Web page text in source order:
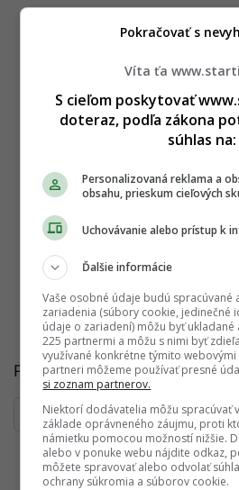
Pre viac zaujímavých videí
Ďakujeme, že čítaš Startitup.
alebo si našiel v
Víta ťa
S cieľom poskytovať
doteraz, podľa zákona
súhlas na:
Personalizovaná reklama a
obsahu, prieskum cieľových
Uchovávanie alebo prístup k
Ďalšie informácie
Vaše osobné údaje budú spracúvané
zariadenia (súbory cookie, jedinečné
údaje o zariadení) môžu byť ukladané
225 partnermi a môžu s nimi byť
využívané konkrétne týmito webovými
partneri môžeme používať presné
si zoznam partnerov.
Niektorí dodávatelia môžu spracúvať
základe oprávneného záujmu, proti
námietku pomocou možností nižšie.
alebo v ponuke webu nájdite odkaz,
môžete spravovať alebo odvolať
ochrany súkromia a súborov cookie.
Pokračovať s